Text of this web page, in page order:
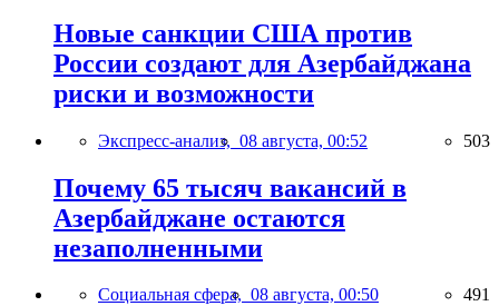
Новые санкции США против
России создают для Азербайджана
риски и возможности
Экспресс-анализ, 08 августа, 00:52 503
Почему 65 тысяч вакансий в
Азербайджане остаются
незаполненными
Социальная сфера, 08 августа, 00:50 491